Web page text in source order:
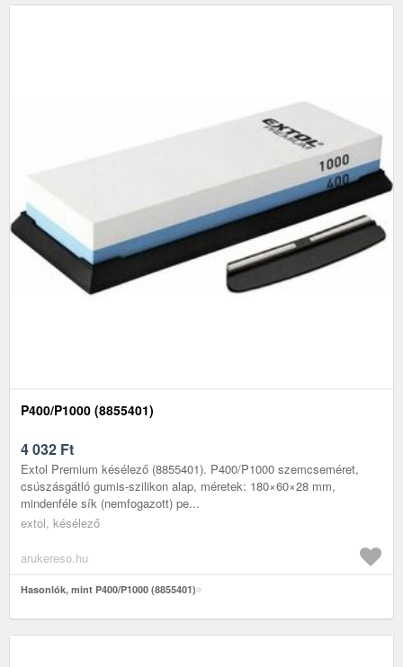
P400/P1000 (8855401)
4 032 Ft
Extol Premium késélező (8855401). P400/P1000 szemcseméret,
csúszásgátló gumis-szilikon alap, méretek: 180×60×28 mm,
mindenféle sík (nemfogazott) pe...
extol, késélező
arukereso.hu
Hasonlók, mint P400/P1000 (8855401)